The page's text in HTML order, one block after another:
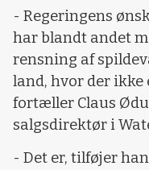
- Regeringens
har blandt andet
rensning af
land, hvor der
fortæller Claus
salgsdirektør i
- Det er, tilføjer